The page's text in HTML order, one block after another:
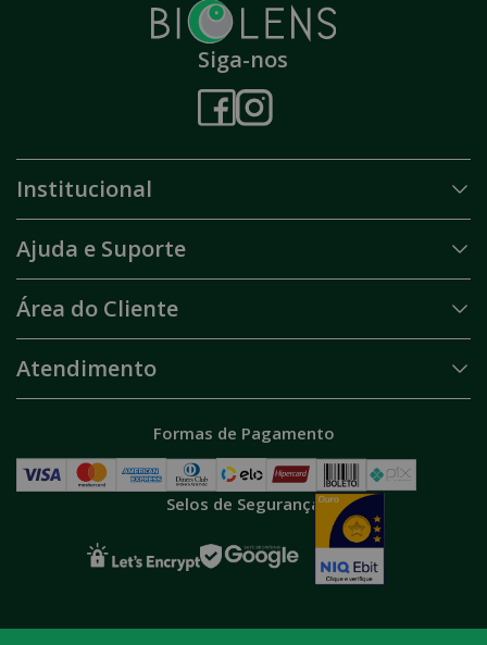
Siga-nos
Institucional
Ajuda e Suporte
Área do Cliente
Atendimento
Formas de Pagamento
Selos de Segurança